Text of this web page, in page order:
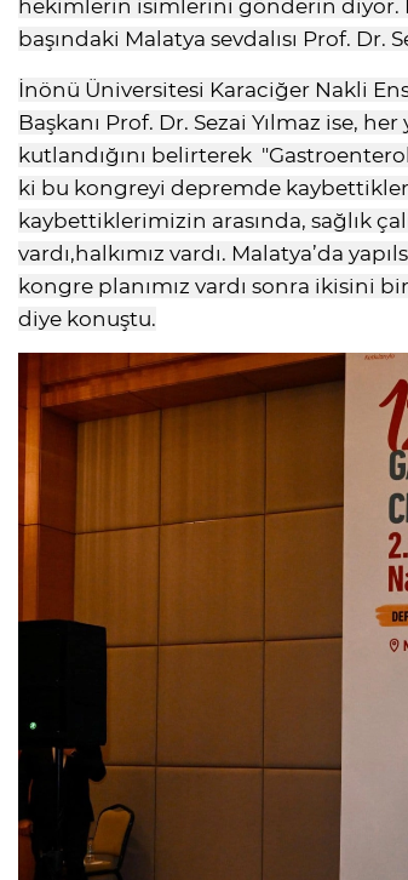
hekimlerin isimlerini gönderin diyor.
başındaki Malatya sevdalısı Prof. Dr.
İnönü Üniversitesi Karaciğer Nakli
Başkanı Prof. Dr. Sezai Yılmaz ise,
kutlandığını belirterek
ki bu kongreyi depremde
kaybettiklerimizin arasında, sağlık
vardı,halkımız vardı. Malatya’da
kongre planımız vardı sonra ikisini
diye konuştu.